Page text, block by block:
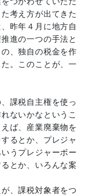
考え方が出てきた
昨年４月に地方自
進の一つの手法と
、独自の税金を作
。このことが、一
課税自主権を使っ
ないかなというこ
ば、産業廃棄物を
るとか、プレジャ
うプレジャーボー
とか、いろんな案
、課税対象者をつ